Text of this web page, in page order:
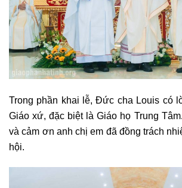
Trong phần khai lễ, Đức cha Louis có
Giáo xứ, đặc biệt là Giáo họ Trung
và cảm ơn anh chị em đã đồng trách
hội.